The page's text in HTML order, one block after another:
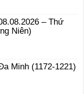
– Thứ
Niên)
Minh (1172-1221)